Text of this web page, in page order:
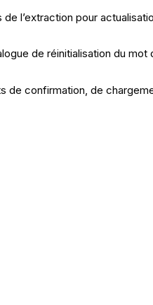
l’extraction pour
de réinitialisation du mot
de confirmation, de